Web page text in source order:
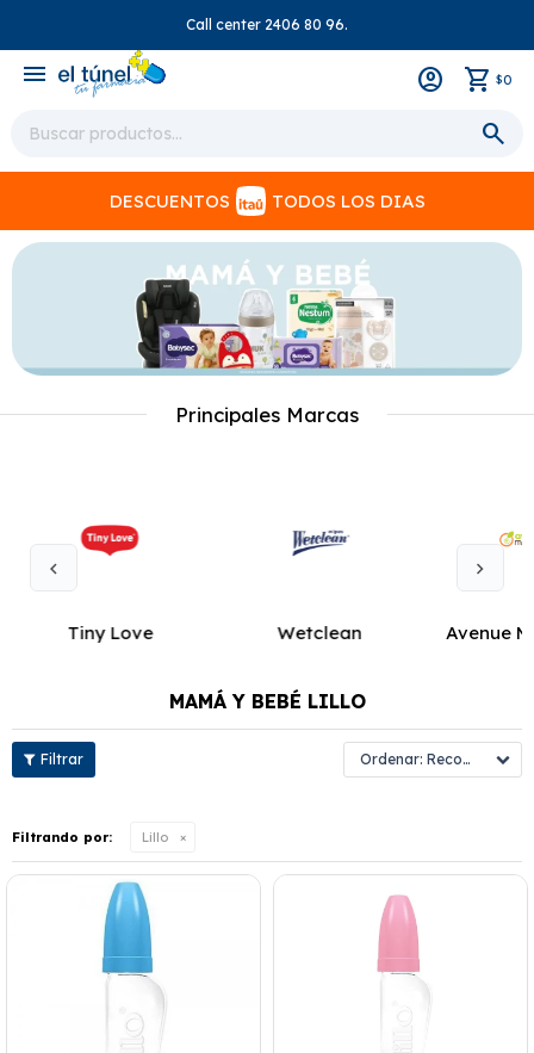
Call center 2406 80 96.
menu $0
DESCUENTOS TODOS LOS DIAS
Principales Marcas
Tiny Love Wetclean Avenue
MAMÁ Y BEBÉ LILLO
Recomendados
Filtrando por: Lillo
close